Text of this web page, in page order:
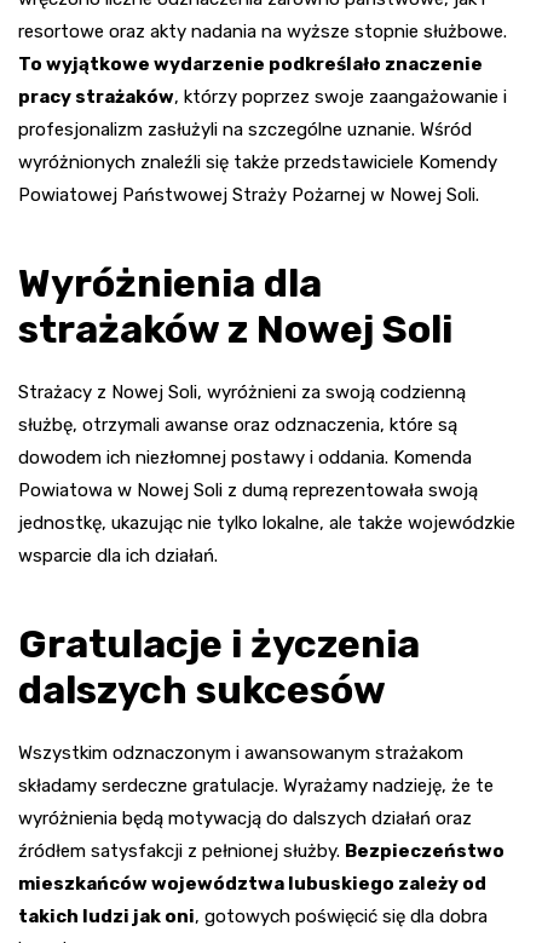
resortowe oraz akty nadania na wyższe stopnie służbowe.
To wyjątkowe wydarzenie podkreślało znaczenie
pracy strażaków, którzy poprzez swoje zaangażowanie i
profesjonalizm zasłużyli na szczególne uznanie. Wśród
wyróżnionych znaleźli się także przedstawiciele Komendy
Powiatowej Państwowej Straży Pożarnej w Nowej Soli.
Wyróżnienia dla
strażaków z Nowej Soli
Strażacy z Nowej Soli, wyróżnieni za swoją codzienną
służbę, otrzymali awanse oraz odznaczenia, które są
dowodem ich niezłomnej postawy i oddania. Komenda
Powiatowa w Nowej Soli z dumą reprezentowała swoją
jednostkę, ukazując nie tylko lokalne, ale także wojewódzkie
wsparcie dla ich działań.
Gratulacje i życzenia
dalszych sukcesów
Wszystkim odznaczonym i awansowanym strażakom
składamy serdeczne gratulacje. Wyrażamy nadzieję, że te
wyróżnienia będą motywacją do dalszych działań oraz
źródłem satysfakcji z pełnionej służby. Bezpieczeństwo
mieszkańców województwa lubuskiego zależy od
takich ludzi jak oni, gotowych poświęcić się dla dobra